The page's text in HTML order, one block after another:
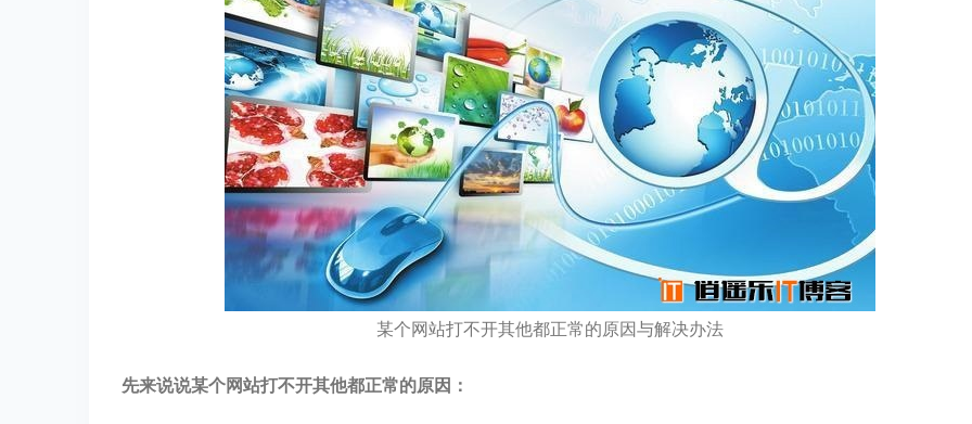
某个网站打不开其他都正常的原因与解决办法
先来说说某个网站打不开其他都正常的原因：